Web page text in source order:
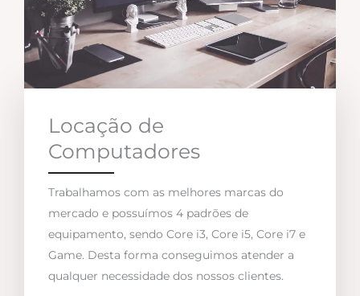
Locação de
Computadores
Trabalhamos com as melhores marcas do
mercado e possuímos 4 padrões de
equipamento, sendo Core i3, Core i5, Core i7 e
Game. Desta forma conseguimos atender a
qualquer necessidade dos nossos clientes.